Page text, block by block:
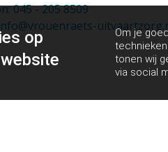
045 - 205 8509
op
Om je
tonen wij
via social